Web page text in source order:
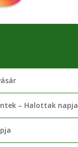
– Halottak napja